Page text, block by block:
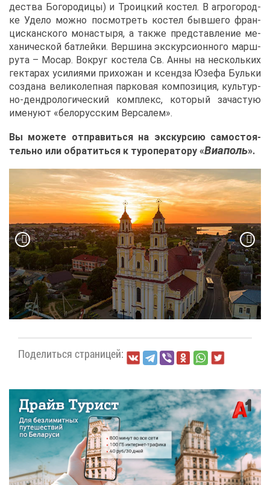
де­ства Бо­го­ро­ди­цы) и Тро­иц­кий ко­стел. В аг­ро­го­род­
ке Уде­ло мож­но по­смот­реть ко­стел быв­ше­го фран­
цис­кан­ско­го мо­на­сты­ря, а та­к­же пред­став­ле­ние ме­
ха­ни­че­ской бат­лей­ки. Вер­ши­на экс­кур­си­он­но­го марш­
ру­та – Мо­сар. Во­круг ко­сте­ла Св. Ан­ны на несколь­ких
гек­та­рах уси­ли­я­ми при­хо­жан и ксен­дза Юзе­фа Буль­ки
со­зда­на ве­ли­ко­леп­ная пар­ко­вая ком­по­зи­ция, куль­тур­
но-денд­ро­ло­ги­че­ский ком­плекс, ко­то­рый за­ча­стую
име­ну­ют «бе­ло­рус­ским Вер­са­лем».
Вы мо­же­те от­пра­вить­ся на экс­кур­сию са­мо­сто­я­
тель­но или об­ра­тить­ся к ту­ро­пе­ра­то­ру «Виа­поль».
По­де­лить­ся стра­ни­цей: